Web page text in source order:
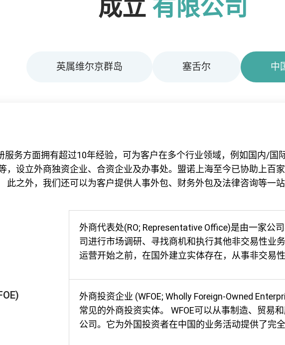
成立 有限公司
英属维尔京群岛 塞舌尔 中
服务方面拥有超过10年经验， 可为客户在多个行业领域，例如国内/国
，设立外商独资企业、 合资企业及办事处。 盟诺上海至今已协助上百
此之外，我们还可以为客户提供人事外包、 财务外包及法律咨询等一站
外商代表处(RO; Representative Office)是由一家公
司进行市场调研、寻找商机和执行其他非交易性业
运营开始之前，在国外建立实体存在，从事非交易性
外商投资企业 (WFOE; Wholly Foreign-Owned
常见的外商投资实体。 WFOE可以从事制造、贸易
公司。它为外国投资者在中国的业务活动提供了完